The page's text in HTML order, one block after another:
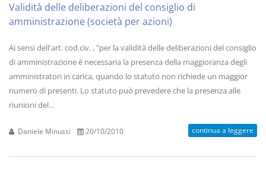
Validità delle deliberazioni del consiglio di
amministrazione (società per azioni)
Ai sensi dell'art. cod.civ. , "per la validità delle deliberazioni del consiglio
di amministrazione è necessaria la presenza della maggioranza degli
amministratori in carica, quando lo statuto non richiede un maggior
numero di presenti. Lo statuto può prevedere che la presenza alle
riunioni del...
Daniele Minussi 20/10/2010 continua a leggere